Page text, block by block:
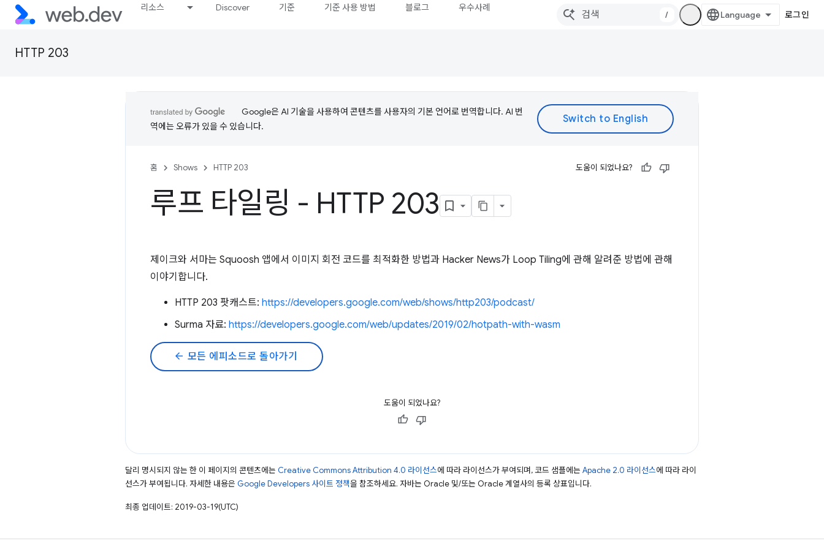
리소스 Discover 기준 기준 사용 방법 블로그 우수사례
/ 로그인
HTTP 203
Google은 AI 기술을 사용하여 콘텐츠를 사용자의 기본 언어로 번역합니다. AI 번
역에는 오류가 있을 수 있습니다.
홈 Shows HTTP 203 도움이 되었나요?
루프 타일링 - HTTP 203
제이크와 서마는 Squoosh 앱에서 이미지 회전 코드를 최적화한 방법과 Hacker News가 Loop Tiling에 관해 알려준 방법에 관해
이야기합니다.
HTTP 203 팟캐스트: https://developers.google.com/web/shows/http203/podcast/
Surma 자료: https://developers.google.com/web/updates/2019/02/hotpath-with-wasm
arrow_back 모든 에피소드로 돌아가기
도움이 되었나요?
달리 명시되지 않는 한 이 페이지의 콘텐츠에는 Creative Commons Attribution 4.0 라이선스에 따라 라이선스가 부여되며, 코드 샘플에는 Apache 2.0 라이선스에 따라 라이
선스가 부여됩니다. 자세한 내용은 Google Developers 사이트 정책을 참조하세요. 자바는 Oracle 및/또는 Oracle 계열사의 등록 상표입니다.
최종 업데이트: 2019-03-19(UTC)